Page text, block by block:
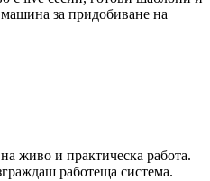
за придобиване на
живо и практическа работа.
работеща система.